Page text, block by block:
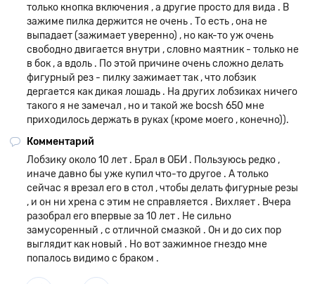
только кнопка включения , а другие просто для вида . В
зажиме пилка держится не очень . То есть , она не
выпадает (зажимает уверенно) , но как-то уж очень
свободно двигается внутри , словно маятник - только не
в бок , а вдоль . По этой причине очень сложно делать
фигурный рез - пилку зажимает так , что лобзик
дергается как дикая лошадь . На других лобзиках ничего
такого я не замечал , но и такой же bocsh 650 мне
приходилось держать в руках (кроме моего , конечно)).
Комментарий
Лобзику около 10 лет . Брал в ОБИ . Пользуюсь редко ,
иначе давно бы уже купил что-то другое . А только
сейчас я врезал его в стол , чтобы делать фигурные резы
, и он ни хрена с этим не справляется . Вихляет . Вчера
разобрал его впервые за 10 лет . Не сильно
замусоренный , с отличной смазкой . Он и до сих пор
выглядит как новый . Но вот зажимное гнездо мне
попалось видимо с браком .